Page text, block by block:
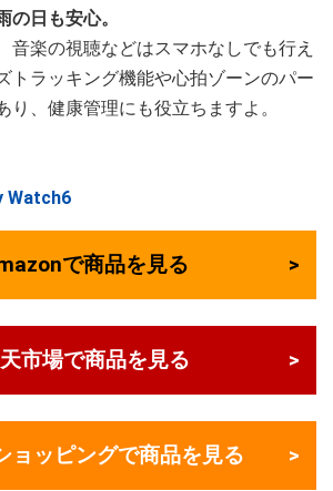
の日も安心。
音楽の視聴などはスマホなしでも行え
トラッキング機能や心拍ゾーンのパー
り、健康管理にも役立ちますよ。
Watch6
で商品を見る
市場で商品を見る
ョッピングで商品を見る